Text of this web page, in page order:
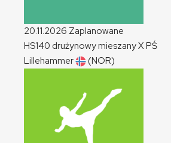
20.11.2026 Zaplanowane
HS140 drużynowy mieszanyXPŚ
Lillehammer
(NOR)